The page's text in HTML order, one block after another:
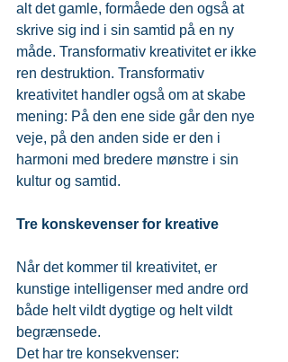
alt det gamle, formåede den også at
skrive sig ind i sin samtid på en ny
måde. Transformativ kreativitet er ikke
ren destruktion. Transformativ
kreativitet handler også om at skabe
mening: På den ene side går den nye
veje, på den anden side er den i
harmoni med bredere mønstre i sin
kultur og samtid.
Tre konskevenser for kreative
Når det kommer til kreativitet, er
kunstige intelligenser med andre ord
både helt vildt dygtige og helt vildt
begrænsede.
Det har tre konsekvenser: